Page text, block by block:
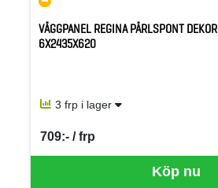
VÄGGPANEL REGINA PÄRLSPONT
6X2435X620
3 frp i lager
Köp nu
709:- / frp
SEK per FRP